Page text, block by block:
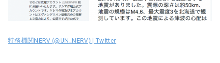
特務機関NERV (@UN_NERV) | Twitter